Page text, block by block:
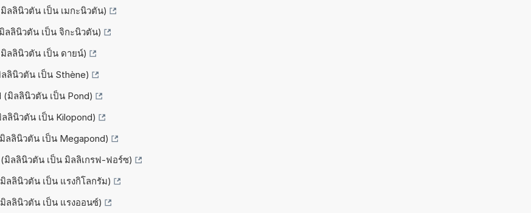
ลลินิวตัน เป็น เมกะนิวตัน)
ลลินิวตัน เป็น จิกะนิวตัน)
มิลลินิวตัน เป็น ดายน์)
ลินิวตัน เป็น Sthène)
(มิลลินิวตัน เป็น Pond)
ลินิวตัน เป็น Kilopond)
ลลินิวตัน เป็น Megapond)
มิลลินิวตัน เป็น มิลลิเกรฟ-ฟอร์ซ)
ลลินิวตัน เป็น แรงกิโลกรัม)
ลลินิวตัน เป็น แรงออนซ์)